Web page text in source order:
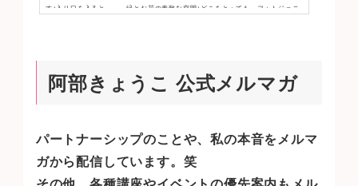
す♪入り口を入ると。。。緑とお花の素敵な空間♪どこをとっても、フォトジェニ
−７１９７営業時間 13時〜18時水・木 定休日・ヒプノセラピーセッシ...
阿部きょうこ 公式メルマガ
パートナーシップのことや、私の本音をメルマ
ガから配信しています。笑